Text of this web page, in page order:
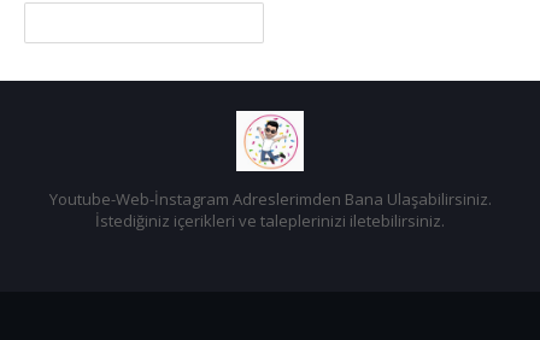
Youtube-Web-İnstagram Adreslerimden Bana Ulaşabilirsiniz.
İstediğiniz içerikleri ve taleplerinizi iletebilirsiniz.